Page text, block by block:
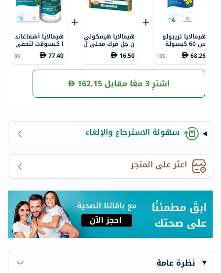
هيمالايا تريبولو
س 60 كبسولة
68.25
105
هيمالايا هيمكولي
ن جل فرك محلي ل
لرجال 30 جرام
16.50
هيمالايا أشفاغاند
ا كبسولات لتخفي
عة
77.40
86
اشترِ 3 معًا مقابل 162.15
سهولة الاسترجاع والإلغاء
اعثر على المتجر
نظرة عامة